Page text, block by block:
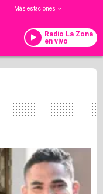
Más estaciones
Radio La Zona
en vivo